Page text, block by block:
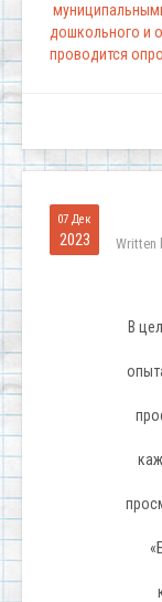
дошкольного и
проводится
07 Дек
2023 Written
В